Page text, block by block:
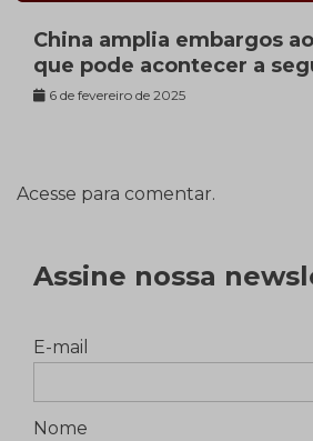
China amplia embargos
que pode acontecer a
6 de fevereiro de 2025
Acesse para comentar.
Assine nossa
E-mail
Nome